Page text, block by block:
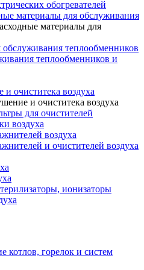
обогревателей
материалы для обслуживания
материалы для
теплообменников
теплообменников и
очиститека воздуха
и очиститека воздуха
для очистителей
воздуха
воздуха
и очистителей воздуха
ионизаторы
котлов, горелок и систем